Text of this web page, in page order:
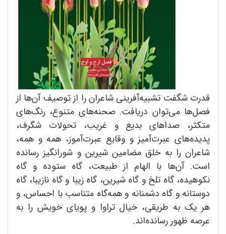
قدرت شگفت‌ تشبیه‌‌آفرینی شاعران را از توصیف آن‌ها از
فصل‌ها می‌توان دریافت. صحنه‌های متنوع، رنگ‌های
متکثر، صداهای بدیع و غریب، تحولات شگرف،
پدیده‌های عبرت‌آمیز و وقایع عبرت‌آموز، همه و همه،
شاعران را به خلق مضامین شیرین و شورانگیز رسانده
است. آن‌ها با الهام از طبیعت، گاه ستوده و گاه
نکوهیده، گاه تلخ و گاه شیرین، گاه زیبا و گاه نازیبا، گاه
دوستانه و گاه دشمنانه و همه‌گاه متناسب با احساس، و
هر یک به طریقی، خیال تراوا و پویای خویش را به
عرصه ظهور رسانده‌اند.